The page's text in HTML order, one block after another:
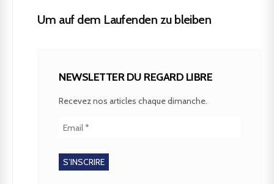
Um auf dem Laufenden zu bleiben
NEWSLETTER DU REGARD LIBRE
Recevez nos articles chaque dimanche.